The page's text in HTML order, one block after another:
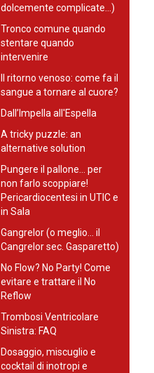
dolcemente complicate…)
Tronco comune quando
stentare quando
intervenire
Il ritorno venoso: come fa il
sangue a tornare al cuore?
Dall’Impella all'Espella
A tricky puzzle: an
alternative solution
Pungere il pallone… per
non farlo scoppiare!
Pericardiocentesi in UTIC e
in Sala
Gangrelor (o meglio… il
Cangrelor sec. Gasparetto)
No Flow? No Party! Come
evitare e trattare il No
Reflow
Trombosi Ventricolare
Sinistra: FAQ
Dosaggio, miscuglio e
cocktail di inotropi e